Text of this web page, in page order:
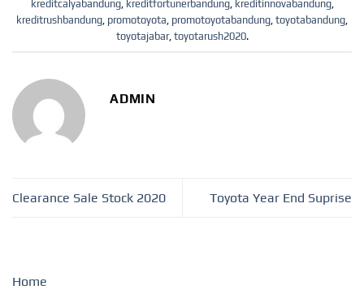
kreditcalyabandung, kreditfortunerbandung, kreditinnovabandung,
kreditrushbandung promotoyota promotoyotabandung toyotabandung
toyotajabar, toyotarush2020.
ADMIN
Clearance Sale Stock 2020 Toyota Year End Suprise
Home